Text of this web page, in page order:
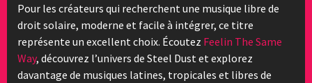
Pour les créateurs qui recherchent une musique libre de
droit solaire, moderne et facile à intégrer, ce titre
représente un excellent choix. Écoutez Feelin The Same
Way, découvrez l’univers de Steel Dust et explorez
davantage de musiques latines, tropicales et libres de